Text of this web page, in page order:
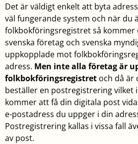
Det är väldigt enkelt att byta
väl fungerande system och när du
folkbokföringsregistret så
svenska företag och svenska
uppkopplade mot
adress. Men inte alla företag är
folkbokföringsregistret och då är
beställer en postregistrering vilket
kommer att få din digitala post
e-postadress du uppger i din
Postregistrering kallas i vissa fall
av post.